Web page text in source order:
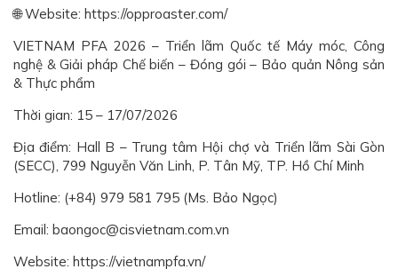
🌐 Website: https://opproaster.com/
VIETNAM PFA 2026 – Triển lãm Quốc tế Máy móc, Công
nghệ & Giải pháp Chế biến – Đóng gói – Bảo quản Nông sản
& Thực phẩm
Thời gian: 15 – 17/07/2026
Địa điểm: Hall B – Trung tâm Hội chợ và Triển lãm Sài Gòn
(SECC), 799 Nguyễn Văn Linh, P. Tân Mỹ, TP. Hồ Chí Minh
Hotline: (+84) 979 581 795 (Ms. Bảo Ngọc)
Email: baongoc@cisvietnam.com.vn
Website: https://vietnampfa.vn/